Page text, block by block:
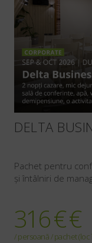
DELTA
Pachet pentru
și întâlniri de
316 € €
/ persoană / pachet